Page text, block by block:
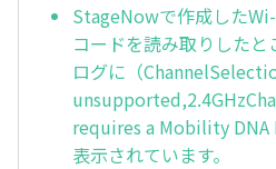
StageNowで作成した
コードを読み取りしたと
ログに（
requires a Mobility
表示されています。